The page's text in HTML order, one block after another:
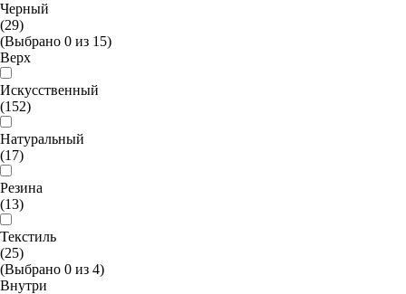
Черный
(29)
(Выбрано 0 из 15)
Верх
Искусственный
(152)
Натуральный
(17)
Резина
(13)
Текстиль
(25)
(Выбрано 0 из 4)
Внутри